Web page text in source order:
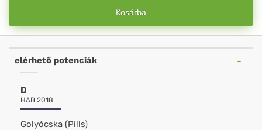
Kosárba
elérhető potenciák
D
HAB 2018
Golyócska (Pills)